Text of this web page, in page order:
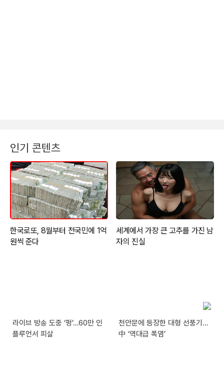
인기 콘텐츠
라이브 방송 도중 ‘펑’…60만 인
플루언서 피살
천안문에 등장한 대형 선풍기…
中 ‘역대급 폭염’